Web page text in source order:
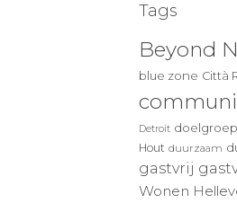
Tags
Beyond
blue zone Città
Detroit
Hout duurzaam
gastvrij
Wonen